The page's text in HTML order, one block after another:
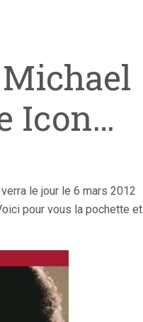
Icon…
le jour le 6 mars 2012
pour vous la pochette et